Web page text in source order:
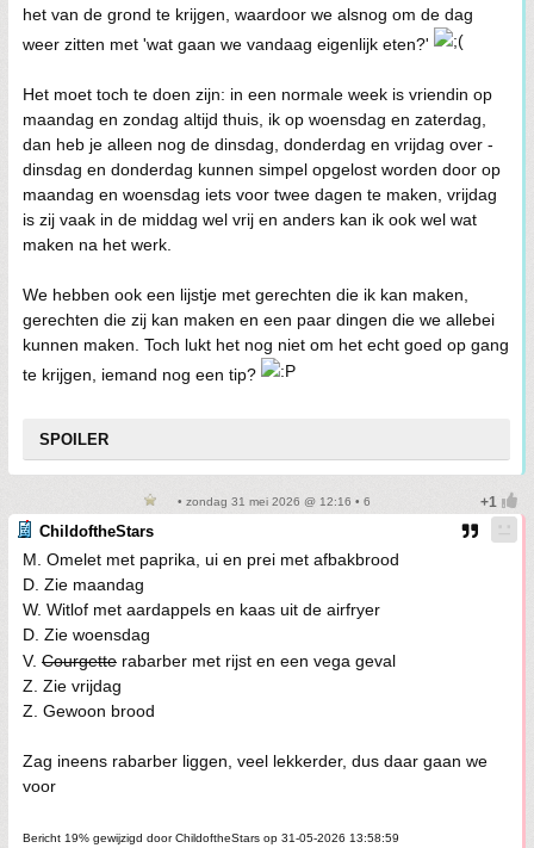
het van de grond te krijgen, waardoor we alsnog om de dag
weer zitten met 'wat gaan we vandaag eigenlijk eten?'
Het moet toch te doen zijn: in een normale week is vriendin op
maandag en zondag altijd thuis, ik op woensdag en zaterdag,
dan heb je alleen nog de dinsdag, donderdag en vrijdag over -
dinsdag en donderdag kunnen simpel opgelost worden door op
maandag en woensdag iets voor twee dagen te maken, vrijdag
is zij vaak in de middag wel vrij en anders kan ik ook wel wat
maken na het werk.
We hebben ook een lijstje met gerechten die ik kan maken,
gerechten die zij kan maken en een paar dingen die we allebei
kunnen maken. Toch lukt het nog niet om het echt goed op gang
te krijgen, iemand nog een tip?
SPOILER
• zondag 31 mei 2026 @ 12:16 • 6
ChildoftheStars
M. Omelet met paprika, ui en prei met afbakbrood
D. Zie maandag
W. Witlof met aardappels en kaas uit de airfryer
D. Zie woensdag
V. Courgette rabarber met rijst en een vega geval
Z. Zie vrijdag
Z. Gewoon brood
Zag ineens rabarber liggen, veel lekkerder, dus daar gaan we
voor
Bericht 19% gewijzigd door ChildoftheStars op 31-05-2026 13:58:59